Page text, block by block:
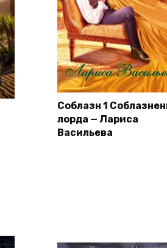
Соблазн 1
лорда — Лариса
Васильева